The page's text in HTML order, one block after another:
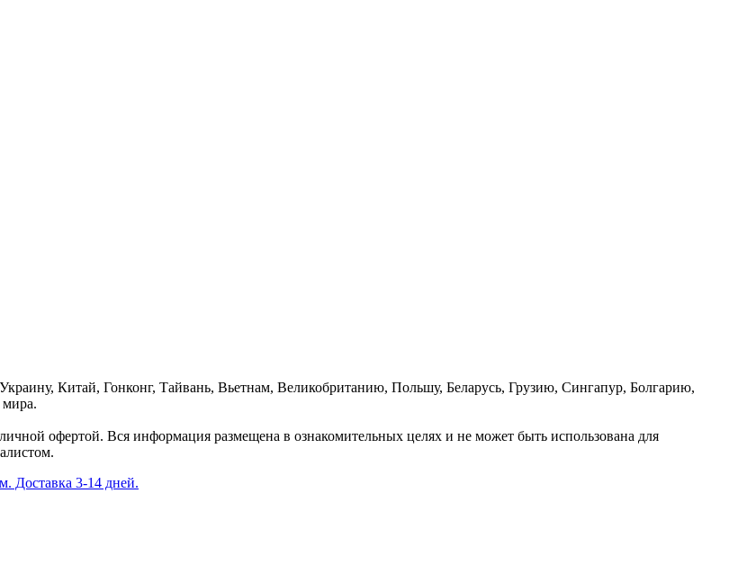
Китай, Гонконг, Тайвань, Вьетнам, Великобританию, Польшу, Беларусь, Грузию, Сингапур, Болгарию,
офертой. Вся информация размещена в ознакомительных целях и не может быть использована для
Доставка 3-14 дней.